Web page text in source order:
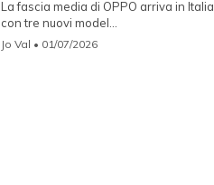
La fascia media di OPPO arriva in Italia
con tre nuovi model...
Jo Val • 01/07/2026